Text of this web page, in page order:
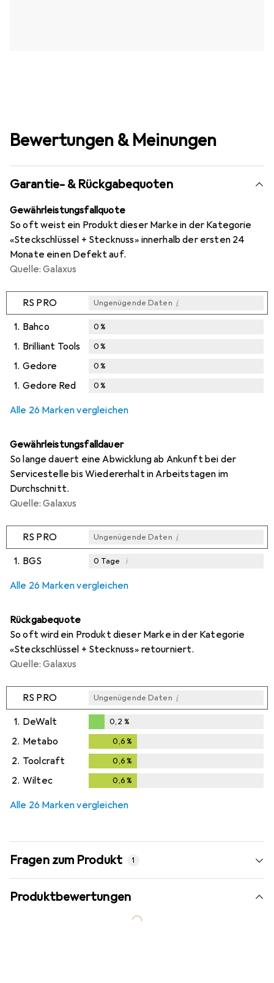
Bewertungen & Meinungen
Garantie- & Rückgabequoten
Gewährleistungsfallquote
So oft weist ein Produkt dieser Marke in der Kategorie
«Steckschlüssel + Stecknuss» innerhalb der ersten 24
Monate einen Defekt auf.
Quelle: Galaxus
RS PRO Ungenügende Daten i
1. Bahco 0%
1. Brilliant Tools 0%
1. Gedore 0%
1. Gedore Red 0%
Alle 26 Marken vergleichen
Gewährleistungsfalldauer
So lange dauert eine Abwicklung ab Ankunft bei der
Servicestelle bis Wiedererhalt in Arbeitstagen im
Durchschnitt.
Quelle: Galaxus
RS PRO Ungenügende Daten i
1. BGS 0 Tage i
Alle 26 Marken vergleichen
Rückgabequote
So oft wird ein Produkt dieser Marke in der Kategorie
«Steckschlüssel + Stecknuss» retourniert.
Quelle: Galaxus
RS PRO Ungenügende Daten i
1. DeWalt
0,2%
0,2 %
2. Metabo 0,6 %
2. Toolcraft 0,6 %
2. Wiltec 0,6 %
Alle 26 Marken vergleichen
Fragen zum Produkt 1
Produktbewertungen